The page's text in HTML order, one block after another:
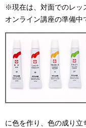
※現在は、対面でのレッ
オンライン講座の準備中
に色を作り、色の成り立